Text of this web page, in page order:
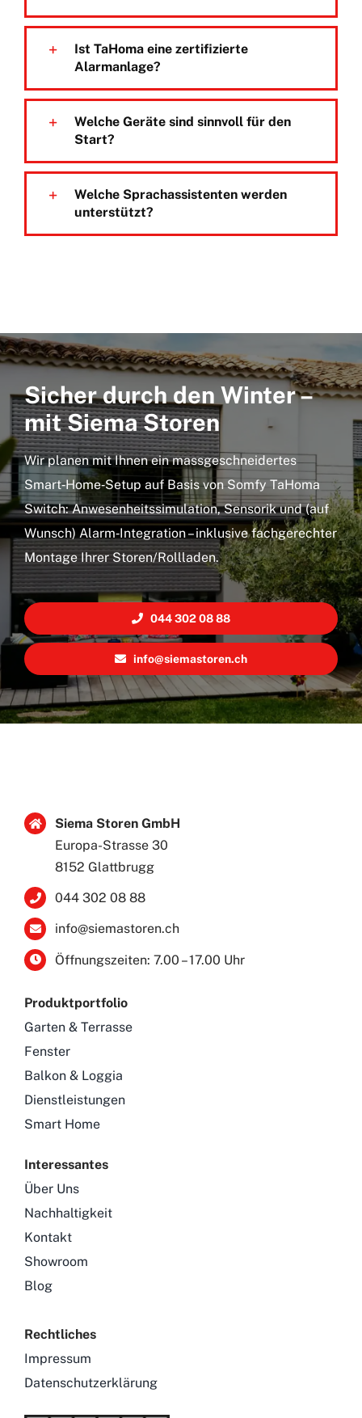
Ist TaHoma eine zertifizierte
Alarmanlage?
Welche Geräte sind sinnvoll für den
Start?
Welche Sprachassistenten werden
unterstützt?
Sicher durch den Winter –
mit Siema Storen
Wir planen mit Ihnen ein massgeschneidertes
Smart‑Home‑Setup auf Basis von Somfy TaHoma
Switch: Anwesenheitssimulation, Sensorik und (auf
Wunsch) Alarm‑Integration – inklusive fachgerechter
Montage Ihrer Storen/Rollladen.
044 302 08 88
info@siemastoren.ch
Siema Storen GmbH
Europa-Strasse 30
8152 Glattbrugg
044 302 08 88
info@siemastoren.ch
Öffnungszeiten: 7.00 – 17.00 Uhr
Produktportfolio
Garten & Terrasse
Fenster
Balkon & Loggia
Dienstleistungen
Smart Home
Interessantes
Über Uns
Nachhaltigkeit
Kontakt
Showroom
Blog
Rechtliches
Impressum
Datenschutzerklärung